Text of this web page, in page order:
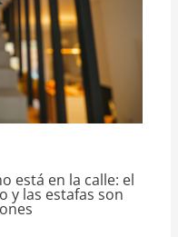
está en la calle: el
y las estafas son